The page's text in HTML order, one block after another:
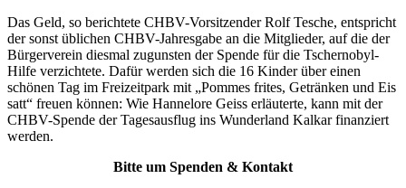
Das Geld, so berichtete CHBV-Vorsitzender Rolf Tesche, entspricht
der sonst üblichen CHBV-Jahresgabe an die Mitglieder, auf die der
Bürgerverein diesmal zugunsten der Spende für die Tschernobyl-
Hilfe verzichtete. Dafür werden sich die 16 Kinder über einen
schönen Tag im Freizeitpark mit „Pommes frites, Getränken und Eis
satt“ freuen können: Wie Hannelore Geiss erläuterte, kann mit der
CHBV-Spende der Tagesausflug ins Wunderland Kalkar finanziert
werden.
Bitte um Spenden & Kontakt